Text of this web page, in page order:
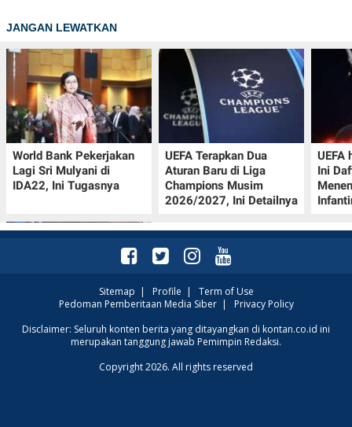
JANGAN LEWATKAN
World Bank Pekerjakan
Lagi Sri Mulyani di
IDA22, Ini Tugasnya
UEFA Terapkan Dua
Aturan Baru di Liga
Champions Musim
2026/2027, Ini Detailnya
UEFA
Ini
Jadwal Perempat Final
GOTF MLBB 2026: ONIC
Amankan Semifinal
Sitemap | Profile | Term of Use
Pedoman Pemberitaan Media Siber| Privacy Policy
Disclaimer: Seluruh konten berita yang ditayangkan di kontan.co.id ini
merupakan tanggung jawab Pemimpin Redaksi.
Copyright 2026. All rights reserved